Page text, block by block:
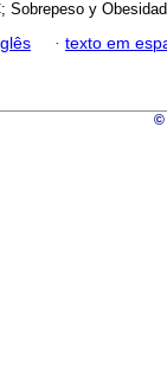
Sobrepeso y
· texto em